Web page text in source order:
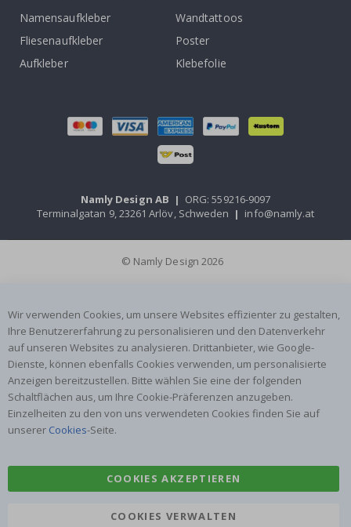
Namensaufkleber
Wandtattoos
Fliesenaufkleber
Poster
Aufkleber
Klebefolie
Namly Design AB | ORG: 559216-9097
Terminalgatan 9, 23261 Arlöv, Schweden | info@namly.at
© Namly Design 2026
Wir verwenden Cookies, um unsere Websites effizienter zu gestalten,
Ihre Benutzererfahrung zu personalisieren und den Datenverkehr
auf unseren Websites zu analysieren. Drittanbieter, wie Google-
Dienste, können ebenfalls Cookies verwenden, um personalisierte
Anzeigen bereitzustellen. Bitte wählen Sie eine der folgenden
Schaltflächen aus, um Ihre Cookie-Präferenzen anzugeben.
Einzelheiten zu den von uns verwendeten Cookies finden Sie auf
unserer Cookies-Seite.
COOKIES AKZEPTIEREN
COOKIES VERWALTEN